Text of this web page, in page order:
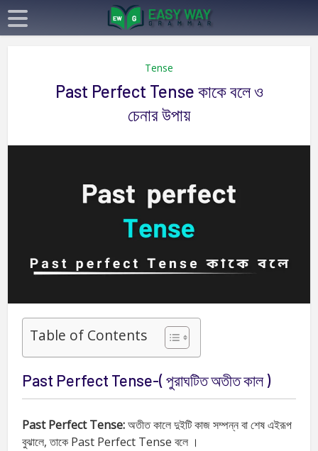
Tense
Past Perfect Tense কাকে বলে ও
চেনার উপায়
Table of Contents
Past Perfect Tense-( পুরাঘটিত অতীত কাল )
Past Perfect Tense:অতীত কালে দুইটি কাজ সম্পন্ন বা শেষ এইরূপ
বুঝালে, তাকে Past Perfect Tense বলে ।